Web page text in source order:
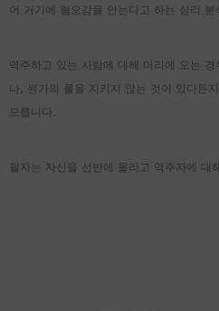
어 거기에 혐오감을 안는다고 하는 심리
역주하고 있는 사람에 대해 머리에 오는
나, 뭔가의 룰을 지키지 않는 것이 있다든
모릅니다.
필자는 자신을 선반에 올리고 역주자에 대